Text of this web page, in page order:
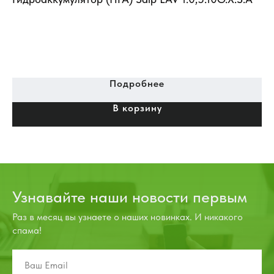
Подробнее
В корзину
Узнавайте наши новости первым
Раз в месяц вы узнаете о наших новинках. И никакого
спама!